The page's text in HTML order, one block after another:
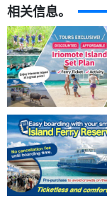
相关信息。